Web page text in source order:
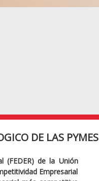
DE LAS PYMES
(FEDER) de la Unión
Empresarial